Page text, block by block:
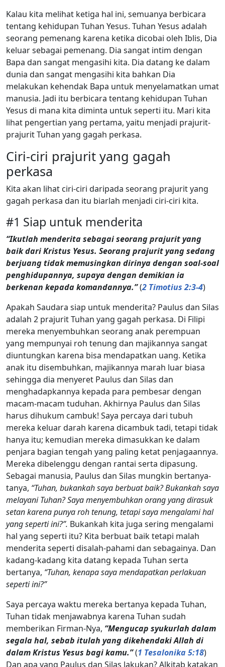
Kalau kita melihat ketiga hal ini, semuanya berbicara
tentang kehidupan Tuhan Yesus. Tuhan Yesus adalah
seorang pemenang karena ketika dicobai oleh Iblis, Dia
keluar sebagai pemenang. Dia sangat intim dengan
Bapa dan sangat mengasihi kita. Dia datang ke dalam
dunia dan sangat mengasihi kita bahkan Dia
melakukan kehendak Bapa untuk menyelamatkan umat
manusia. Jadi itu berbicara tentang kehidupan Tuhan
Yesus di mana kita diminta untuk seperti itu. Mari kita
lihat pengertian yang pertama, yaitu menjadi prajurit-
prajurit Tuhan yang gagah perkasa.
Ciri-ciri prajurit yang gagah
perkasa
Kita akan lihat ciri-ciri daripada seorang prajurit yang
gagah perkasa dan itu biarlah menjadi ciri-ciri kita.
#1 Siap untuk menderita
“Ikutlah menderita sebagai seorang prajurit yang
baik dari Kristus Yesus. Seorang prajurit yang sedang
berjuang tidak memusingkan dirinya dengan soal-soal
penghidupannya, supaya dengan demikian ia
berkenan kepada komandannya.”(2 Timotius 2:3-4)
Apakah Saudara siap untuk menderita? Paulus dan Silas
adalah 2 prajurit Tuhan yang gagah perkasa. Di Filipi
mereka menyembuhkan seorang anak perempuan
yang mempunyai roh tenung dan majikannya sangat
diuntungkan karena bisa mendapatkan uang. Ketika
anak itu disembuhkan, majikannya marah luar biasa
sehingga dia menyeret Paulus dan Silas dan
menghadapkannya kepada para pembesar dengan
macam-macam tuduhan. Akhirnya Paulus dan Silas
harus dihukum cambuk! Saya percaya dari tubuh
mereka keluar darah karena dicambuk tadi, tetapi tidak
hanya itu; kemudian mereka dimasukkan ke dalam
penjara bagian tengah yang paling ketat penjagaannya.
Mereka dibelenggu dengan rantai serta dipasung.
Sebagai manusia, Paulus dan Silas mungkin bertanya-
tanya, “Tuhan, bukankah saya berbuat baik? Bukankah saya
melayani Tuhan? Saya menyembuhkan orang yang dirasuk
setan karena punya roh tenung, tetapi saya mengalami hal
yang seperti ini?”. Bukankah kita juga sering mengalami
hal yang seperti itu? Kita berbuat baik tetapi malah
menderita seperti disalah-pahami dan sebagainya. Dan
kadang-kadang kita datang kepada Tuhan serta
bertanya, “Tuhan, kenapa saya mendapatkan perlakuan
seperti ini?”
Saya percaya waktu mereka bertanya kepada Tuhan,
Tuhan tidak menjawabnya karena Tuhan sudah
memberikan Firman-Nya, “Mengucap syukurlah dalam
segala hal, sebab itulah yang dikehendaki Allah di
dalam Kristus Yesus bagi kamu.”(1 Tesalonika 5:18)
Dan apa yang Paulus dan Silas lakukan? Alkitab katakan